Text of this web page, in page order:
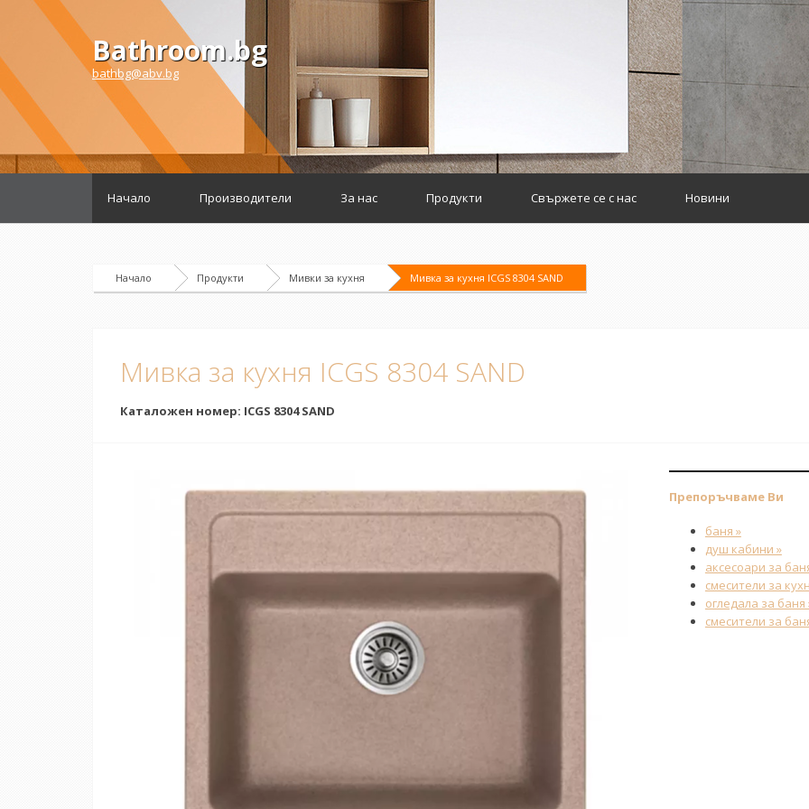
Bathroom.bg
bathbg@abv.bg
Начало Производители За нас Продукти Свържете се с нас Новини
Начало Продукти Мивки за кухня Мивка за кухня ICGS 8304 SAND
Мивка за кухня ICGS 8304 SAND
Каталожен номер: ICGS 8304 SAND
Препоръчваме Ви
баня »
душ кабини »
аксесоари за
смесители за
огледала за баня
смесители за